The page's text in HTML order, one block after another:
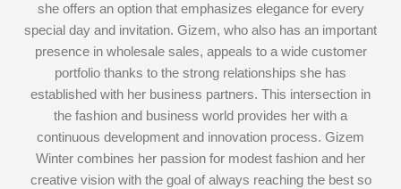
she offers an option that emphasizes elegance for every
special day and invitation. Gizem, who also has an important
presence in wholesale sales, appeals to a wide customer
portfolio thanks to the strong relationships she has
established with her business partners. This intersection in
the fashion and business world provides her with a
continuous development and innovation process. Gizem
Winter combines her passion for modest fashion and her
creative vision with the goal of always reaching the best so